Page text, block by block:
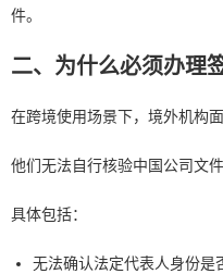
件。
二、为什么必须办理
在跨境使用场景下，境外机构
他们无法自行核验中国公司文件
具体包括：
无法确认法定代表人身份是